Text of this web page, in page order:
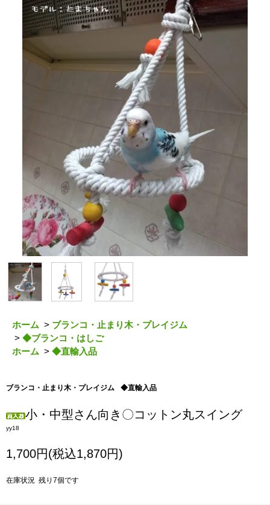
ホーム > ブランコ・止まり木・プレイジム
> ◆ブランコ・はしご
ホーム > ◆直輸入品
ブランコ・止まり木・プレイジム ◆直輸入品
小・中型さん向き〇コットン丸スイング
yy18
1,700円(税込1,870円)
在庫状況 残り7個です